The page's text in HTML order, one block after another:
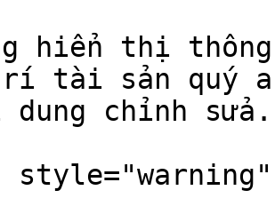
hiển thị
tài sản quý
chỉnh sửa.
style="warning"